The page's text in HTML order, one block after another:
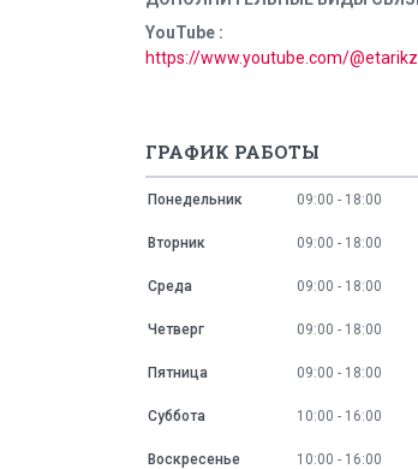
YouTube
https://www.youtube.com/@etarikz
ГРАФИК РАБОТЫ
Понедельник 09:00 18:00
Вторник 09:00 18:00
Среда 09:00 18:00
Четверг 09:00 18:00
Пятница 09:00 18:00
Суббота 10:00 16:00
Воскресенье 10:00 16:00